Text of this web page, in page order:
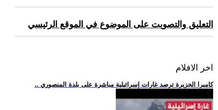
التعليق والتصويت على الموضوع في الموقع الرئيسي
اخر الافلام
.. كاميرا الجزيرة ترصد غارات إسرائيلية مباشرة على بلدة المنصوري